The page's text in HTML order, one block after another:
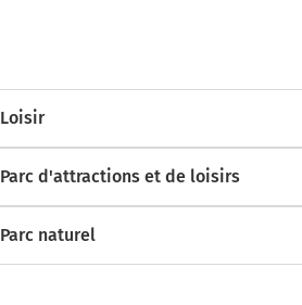
Loisir
Parc d'attractions et de loisirs
Parc naturel